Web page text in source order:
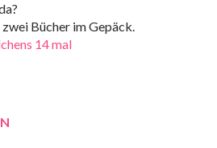
Bücher im Gepäck.
14 mal